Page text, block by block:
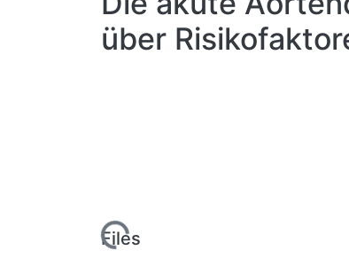
über
Files